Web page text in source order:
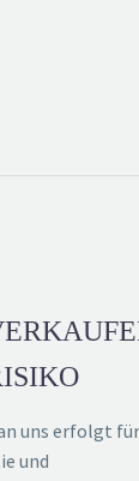
uns erfolgt
und